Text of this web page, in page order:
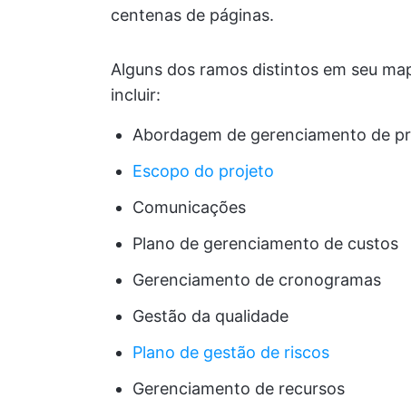
centenas de páginas.
Alguns dos ramos distintos em seu
incluir:
Abordagem de gerenciamento de
Escopo do projeto
Comunicações
Plano de gerenciamento de custos
Gerenciamento de cronogramas
Gestão da qualidade
Plano de gestão de riscos
Gerenciamento de recursos